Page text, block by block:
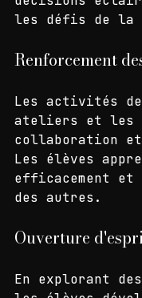
intuition. Cela
décisions
Les activités
ateliers et les
collaboration
Les élèves
efficacement